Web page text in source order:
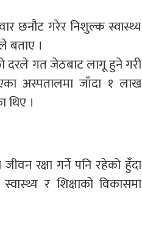
छनौट गरेर निशुल्क स्वास्थ्य
बताए ।
दरले गत जेठबाट लागू हुने गरी
अस्पतालमा जाँदा १ लाख
थिए ।
रक्षा गर्ने पनि रहेको हुँदा
र शिक्षाको विकासमा